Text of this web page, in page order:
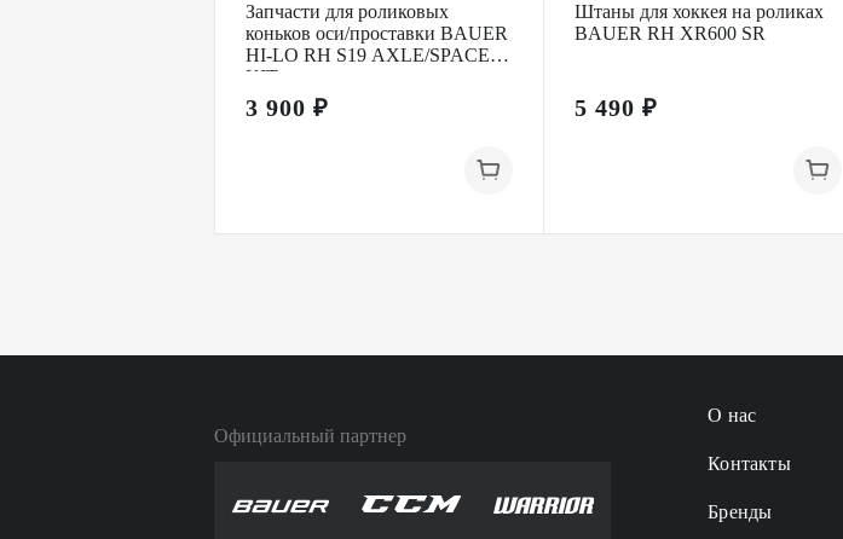
Запчасти для роликовых
коньков оси/проставки BAUER
HI-LO RH S19 AXLE/SPACER
KIT
3 900 ₽
Штаны для хоккея на роликах
BAUER RH XR600 SR
5 490 ₽
Официальный партнер
О нас
Контакты
Бренды